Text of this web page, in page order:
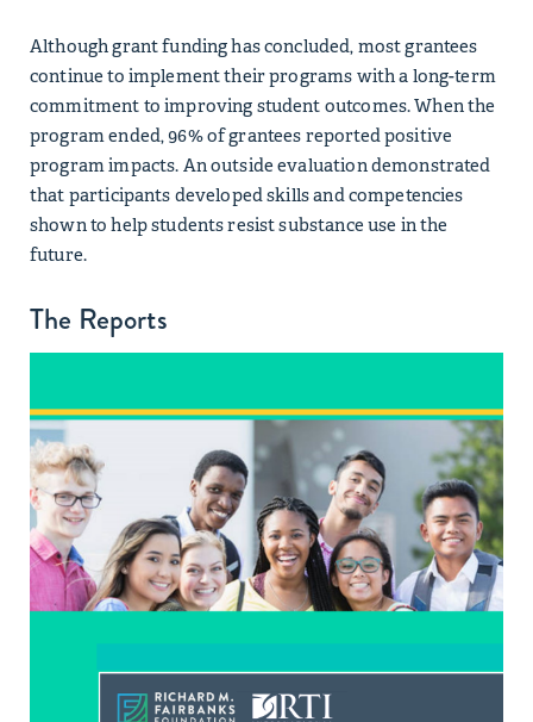
Although grant funding has concluded, most grantees
continue to implement their programs with a long-term
commitment to improving student outcomes. When the
program ended, 96% of grantees reported positive
program impacts. An outside evaluation demonstrated
that participants developed skills and competencies
shown to help students resist substance use in the
future.
The Reports